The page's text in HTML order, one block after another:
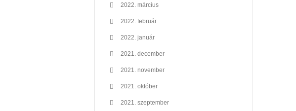
2022. március
2022. február
2022. január
2021. december
2021. november
2021. október
2021. szeptember